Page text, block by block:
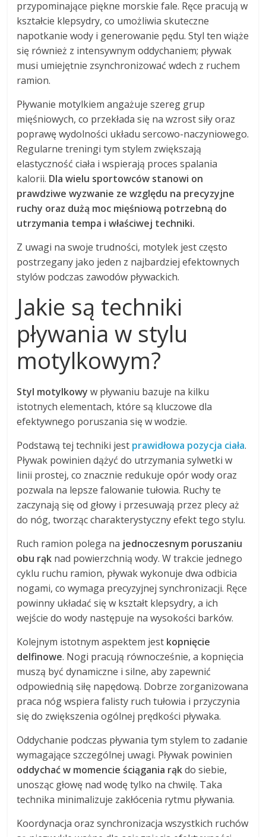
przypominające piękne morskie fale. Ręce pracują w
kształcie klepsydry, co umożliwia skuteczne
napotkanie wody i generowanie pędu. Styl ten wiąże
się również z intensywnym oddychaniem; pływak
musi umiejętnie zsynchronizować wdech z ruchem
ramion.
Pływanie motylkiem angażuje szereg grup
mięśniowych, co przekłada się na wzrost siły oraz
poprawę wydolności układu sercowo-naczyniowego.
Regularne treningi tym stylem zwiększają
elastyczność ciała i wspierają proces spalania
kalorii. Dla wielu sportowców stanowi on
prawdziwe wyzwanie ze względu na precyzyjne
ruchy oraz dużą moc mięśniową potrzebną do
utrzymania tempa i właściwej techniki.
Z uwagi na swoje trudności, motylek jest często
postrzegany jako jeden z najbardziej efektownych
stylów podczas zawodów pływackich.
Jakie są techniki
pływania w stylu
motylkowym?
Styl motylkowy w pływaniu bazuje na kilku
istotnych elementach, które są kluczowe dla
efektywnego poruszania się w wodzie.
Podstawą tej techniki jest prawidłowa pozycja ciała.
Pływak powinien dążyć do utrzymania sylwetki w
linii prostej, co znacznie redukuje opór wody oraz
pozwala na lepsze falowanie tułowia. Ruchy te
zaczynają się od głowy i przesuwają przez plecy aż
do nóg, tworząc charakterystyczny efekt tego stylu.
Ruch ramion polega na jednoczesnym poruszaniu
obu rąk nad powierzchnią wody. W trakcie jednego
cyklu ruchu ramion, pływak wykonuje dwa odbicia
nogami, co wymaga precyzyjnej synchronizacji. Ręce
powinny układać się w kształt klepsydry, a ich
wejście do wody następuje na wysokości barków.
Kolejnym istotnym aspektem jest kopnięcie
delfinowe. Nogi pracują równocześnie, a kopnięcia
muszą być dynamiczne i silne, aby zapewnić
odpowiednią siłę napędową. Dobrze zorganizowana
praca nóg wspiera falisty ruch tułowia i przyczynia
się do zwiększenia ogólnej prędkości pływaka.
Oddychanie podczas pływania tym stylem to zadanie
wymagające szczególnej uwagi. Pływak powinien
oddychać w momencie ściągania rąkdo siebie,
unosząc głowę nad wodę tylko na chwilę. Taka
technika minimalizuje zakłócenia rytmu pływania.
Koordynacja oraz synchronizacja wszystkich ruchów